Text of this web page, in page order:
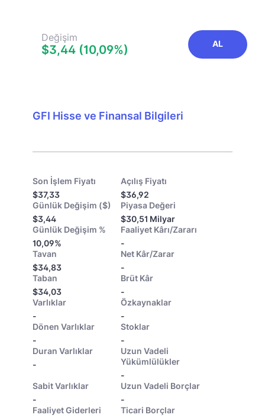
Değişim
$3,44 (10,09%) AL
GFI Hisse ve Finansal Bilgileri
Son İşlem Fiyatı
$37,33
Açılış Fiyatı
$36,92
Günlük Değişim ($)
$3,44
Piyasa Değeri
$30,51 Milyar
Günlük Değişim %
10,09%
Faaliyet Kârı/Zararı
-
Tavan
$34,83
Net Kâr/Zarar
-
Taban
$34,03
Brüt Kâr
-
Varlıklar
-
Özkaynaklar
-
Dönen Varlıklar
-
Stoklar
-
Duran Varlıklar
-
Uzun Vadeli
Yükümlülükler
-
Sabit Varlıklar
-
Uzun Vadeli Borçlar
-
Faaliyet Giderleri
Ticari Borçlar